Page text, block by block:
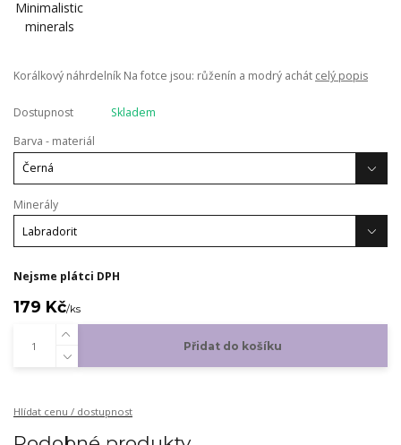
Korálkový náhrdelník Na fotce jsou: růženín a modrý achát celý popis
Dostupnost
Skladem
Barva - materiál
Minerály
Nejsme plátci DPH
179 Kč/ks
Přidat do košíku
Hlídat cenu / dostupnost